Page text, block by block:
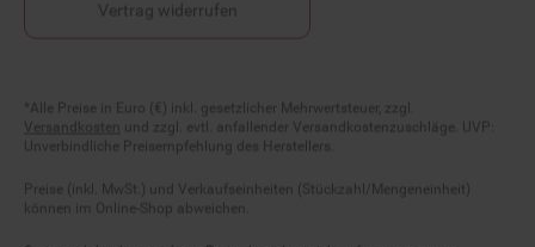
Fußnoten
Versandkosten und zzgl. evtl. anfallender Versandkostenzuschläge. UVP:
Unverbindliche Preisempfehlung des Herstellers.
können im Online-Shop abweichen.